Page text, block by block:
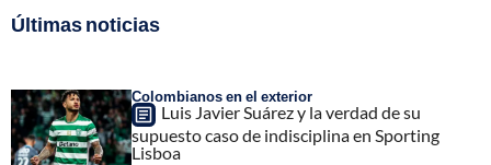
Últimas noticias
Colombianos en el exterior
Luis Javier Suárez y la verdad de su
supuesto caso de indisciplina en Sporting
Lisboa